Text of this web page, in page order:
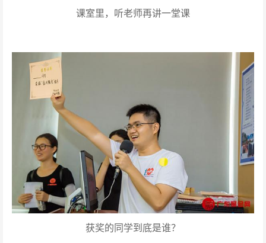
课室里，听老师再讲一堂课
获奖的同学到底是谁？